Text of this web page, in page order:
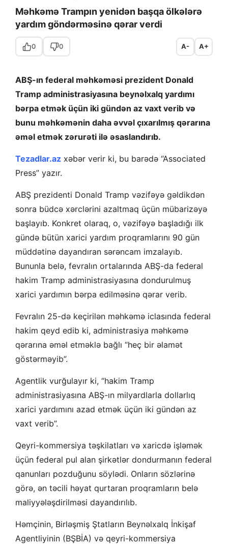
Məhkəmə Trampın yenidən başqa ölkələrə
yardım göndərməsinə qərar verdi
0 0 A- A+
ABŞ-ın federal məhkəməsi prezident Donald
Tramp administrasiyasına beynəlxalq yardımı
bərpa etmək üçün iki gündən az vaxt verib və
bunu məhkəmənin daha əvvəl çıxarılmış qərarına
əməl etmək zərurəti ilə əsaslandırıb.
Tezadlar.az xəbər verir ki, bu barədə “Associated
Press” yazır.
ABŞ prezidenti Donald Tramp vəzifəyə gəldikdən
sonra büdcə xərclərini azaltmaq üçün mübarizəyə
başlayıb. Konkret olaraq, o, vəzifəyə başladığı ilk
gündə bütün xarici yardım proqramlarını 90 gün
müddətinə dayandıran sərəncam imzalayıb.
Bununla belə, fevralın ortalarında ABŞ-da federal
hakim Tramp administrasiyasına dondurulmuş
xarici yardımın bərpa edilməsinə qərar verib.
Fevralın 25-də keçirilən məhkəmə iclasında federal
hakim qeyd edib ki, administrasiya məhkəmə
qərarına əməl etməklə bağlı “heç bir əlamət
göstərməyib”.
Agentlik vurğulayır ki, “hakim Tramp
administrasiyasına ABŞ-ın milyardlarla dollarlıq
xarici yardımını azad etmək üçün iki gündən az
vaxt verib”.
Qeyri-kommersiya təşkilatları və xaricdə işləmək
üçün federal pul alan şirkətlər dondurmanın federal
qanunları pozduğunu söylədi. Onların sözlərinə
görə, ən təcili həyat qurtaran proqramların belə
maliyyələşdirilməsi dayandırılıb.
Həmçinin, Birləşmiş Ştatların Beynəlxalq İnkişaf
Agentliyinin (BŞBİA) və qeyri-kommersiya